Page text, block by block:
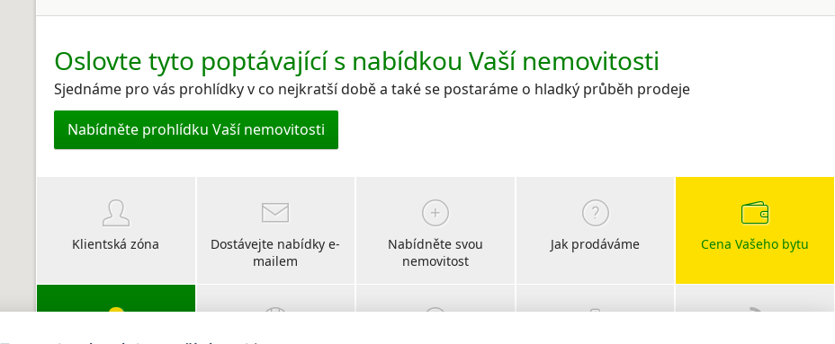
Oslovte tyto poptávající s nabídkou Vaší nemovitosti
Sjednáme pro vás prohlídky v co nejkratší době a také se postaráme o hladký průběh prodeje
Nabídněte prohlídku Vaší nemovitosti
Klientská zóna
Dostávejte nabídky e-
mailem
Nabídněte svou
nemovitost
Jak prodáváme Cena Vašeho bytu